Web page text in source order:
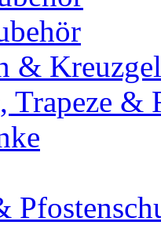
&
Trapeze &